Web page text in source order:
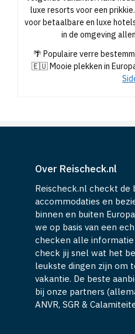
luxe resorts voor een
voor betaalbare en luxe
in de omgeving
🌴 Populaire verre
🇪🇺 Mooie plekken in
Over Reischeck.nl
Reischeck.nl checkt de
accommodaties en
binnen en buiten
we op basis van een
checken alle informatie
check jij snel wat het
leukste dingen zijn om
vakantie. De beste
bij onze partners
ANVR, SGR &